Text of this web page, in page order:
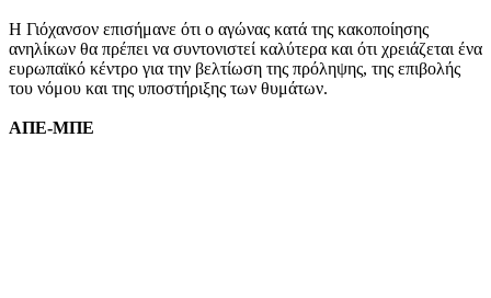
Η Γιόχανσον επισήμανε ότι ο αγώνας κατά της κακοποίησης
ανηλίκων θα πρέπει να συντονιστεί καλύτερα και ότι χρειάζεται ένα
ευρωπαϊκό κέντρο για την βελτίωση της πρόληψης, της επιβολής
του νόμου και της υποστήριξης των θυμάτων.
ΑΠΕ-ΜΠΕ